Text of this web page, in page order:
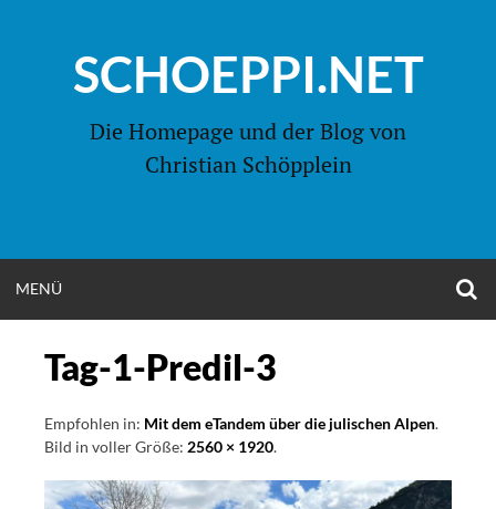
springenSCHOEPPI.NET
Die Homepage und der Blog von
Christian Schöpplein
MENÜ
Tag-1-Predil-3
Empfohlen in: Mit dem eTandem über die julischen Alpen.
Bild in voller Größe: 2560 × 1920.